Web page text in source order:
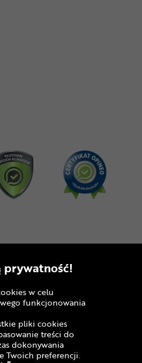
korzystania z
prywatność!
w celu
funkcjonowania
pliki cookies
treści do
dokonywania
Twoich preferencji.